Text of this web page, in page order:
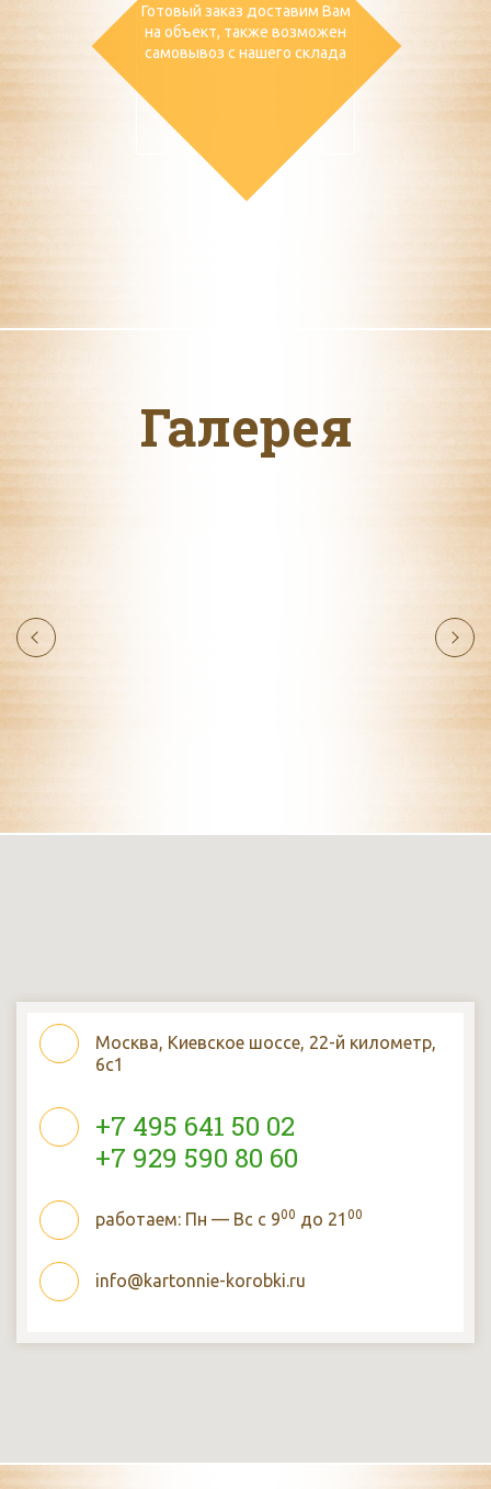
Готовый заказ доставим Вам
на объект, также возможен
самовывоз с нашего склада
Галерея
Москва, Киевское шоссе, 22-й километр,
6с1
+7 495 641 50 02
+7 929 590 80 60
работаем: Пн — Вс с 900 до 21 00
info@kartonnie-korobki.ru